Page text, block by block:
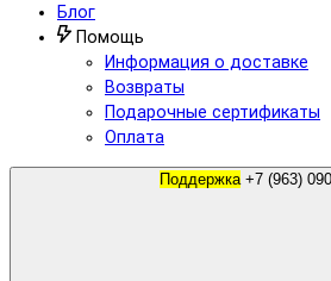
Блог
Помощь
Информация о доставке
Возвраты
Подарочные сертификаты
Оплата
Поддержка